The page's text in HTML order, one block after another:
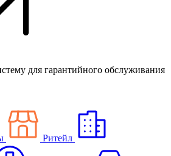
для гарантийного обслуживания
Ритейл